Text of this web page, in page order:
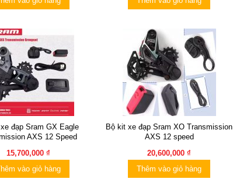
đạp Sram GX Eagle
AXS 12 Speed
15,700,000 ₫
vào giỏ hàng
Bộ kit xe đạp Sram XO Transmission
AXS 12 speed
20,600,000 ₫
Thêm vào giỏ hàng